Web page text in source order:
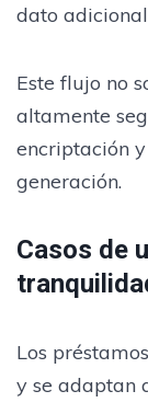
dato
Este flujo no
altamente
encriptación
generación.
Casos de
Los
y se adaptan